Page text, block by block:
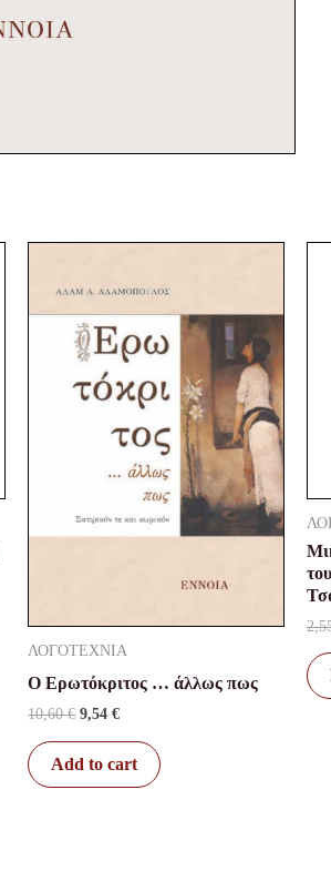
ΛΟΓΟΤΕΧΝΙΑ
Ο Ερωτόκριτος … άλλως πως
10,60€
was:
10,60 €.
9,54€
is:
9,54 €.
Add to cart